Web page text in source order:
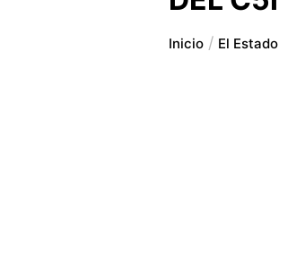
Inicio El Estado